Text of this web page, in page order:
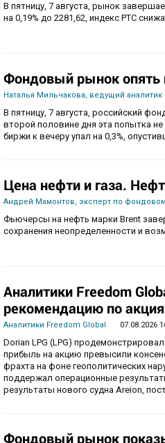
В пятницу, 7 августа, рынок
на 0,19% до 2281,62, индекс РТС
Фондовый рынок опять
Наталья Мильчакова, ведущий аналитик
В пятницу, 7 августа, российский
второй половине дня эта попытка
биржи к вечеру упал на 0,3%,
Цена нефти и газа.
Андрей Мамонтов, эксперт по
Фьючерсы на нефть марки Brent
сохранения неопределенности и
Аналитики Freedom
рекомендацию по
Аналитики Freedom Global 07.08.2026
Dorian LPG (LPG)
прибыль на акцию превысили
фрахта на фоне геополитических
поддержал операционные
результаты нового судна Areion,
Фондовый рынок